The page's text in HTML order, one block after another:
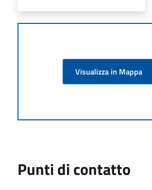
Visualizza in Mappa
Punti di contatto